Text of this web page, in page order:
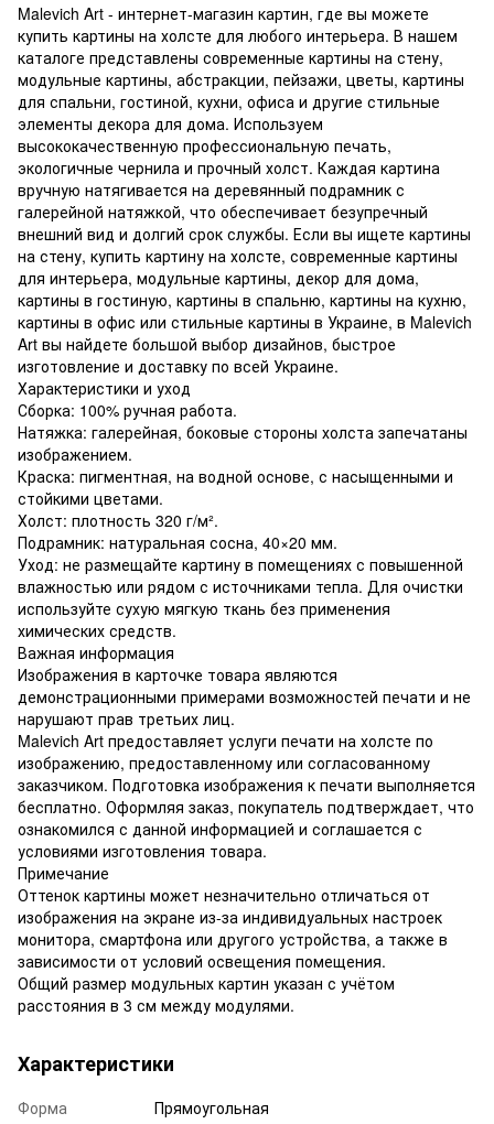
Malevich Art - интернет-магазин картин, где вы можете
купить картины на холсте для любого интерьера. В нашем
каталоге представлены современные картины на стену,
модульные картины, абстракции, пейзажи, цветы, картины
для спальни, гостиной, кухни, офиса и другие стильные
элементы декора для дома. Используем
высококачественную профессиональную печать,
экологичные чернила и прочный холст. Каждая картина
вручную натягивается на деревянный подрамник с
галерейной натяжкой, что обеспечивает безупречный
внешний вид и долгий срок службы. Если вы ищете картины
на стену, купить картину на холсте, современные картины
для интерьера, модульные картины, декор для дома,
картины в гостиную, картины в спальню, картины на кухню,
картины в офис или стильные картины в Украине, в Malevich
Art вы найдете большой выбор дизайнов, быстрое
изготовление и доставку по всей Украине.
Характеристики и уход
Сборка: 100% ручная работа.
Натяжка: галерейная, боковые стороны холста запечатаны
изображением.
Краска: пигментная, на водной основе, с насыщенными и
стойкими цветами.
Холст: плотность 320 г/м².
Подрамник: натуральная сосна, 40×20 мм.
Уход: не размещайте картину в помещениях с повышенной
влажностью или рядом с источниками тепла. Для очистки
используйте сухую мягкую ткань без применения
химических средств.
Важная информация
Изображения в карточке товара являются
демонстрационными примерами возможностей печати и не
нарушают прав третьих лиц.
Malevich Art предоставляет услуги печати на холсте по
изображению, предоставленному или согласованному
заказчиком. Подготовка изображения к печати выполняется
бесплатно. Оформляя заказ, покупатель подтверждает, что
ознакомился с данной информацией и соглашается с
условиями изготовления товара.
Примечание
Оттенок картины может незначительно отличаться от
изображения на экране из-за индивидуальных настроек
монитора, смартфона или другого устройства, а также в
зависимости от условий освещения помещения.
Общий размер модульных картин указан с учётом
расстояния в 3 см между модулями.
Характеристики
Форма
Прямоугольная